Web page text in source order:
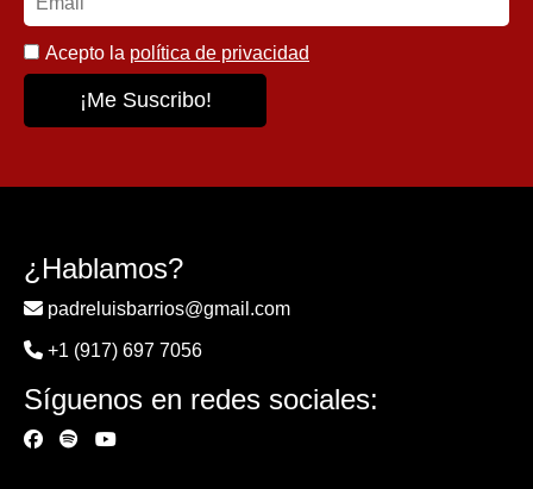
Acepto la política de privacidad
¿Hablamos?
padreluisbarrios@gmail.com
+1 (917) 697 7056
Síguenos en redes sociales: